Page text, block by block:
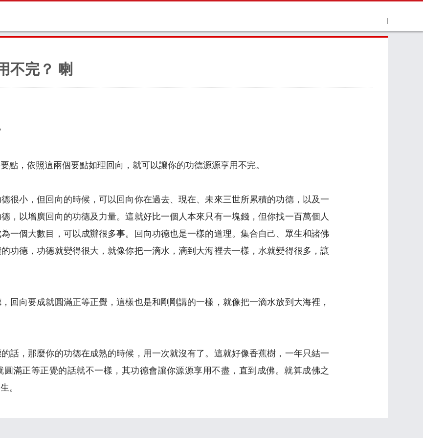
不完？ 喇
點，依照這兩個要點如理回向，就可以讓你的功德源源享用不完。
很小，但回向的時候，可以回向你在過去、現在、未來三世所累積的功德，以及一
，以增廣回向的功德及力量。這就好比一個人本來只有一塊錢，但你找一百萬個人
一個大數目，可以成辦很多事。回向功德也是一樣的道理。集合自己、眾生和諸佛
功德，功德就變得很大，就像你把一滴水，滴到大海裡去一樣，水就變得很多，讓
回向要成就圓滿正等正覺，這樣也是和剛剛講的一樣，就像把一滴水放到大海裡，
話，那麼你的功德在成熟的時候，用一次就沒有了。這就好像香蕉樹，一年只結一
滿正等正覺的話就不一樣，其功德會讓你源源享用不盡，直到成佛。就算成佛之
。